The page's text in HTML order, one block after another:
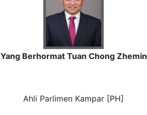
Yang Berhormat Tuan Chong Zhemin
Ahli Parlimen Kampar [PH]